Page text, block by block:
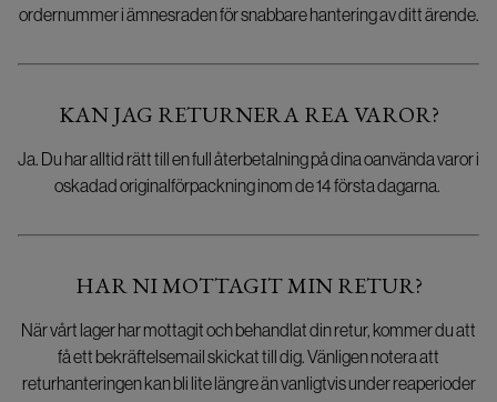
ordernummer i ämnesraden för snabbare hantering av ditt ärende.
KAN JAG RETURNERA REA VAROR?
Ja. Du har alltid rätt till en full återbetalning på dina oanvända varor i
oskadad originalförpackning inom de 14 första dagarna.
HAR NI MOTTAGIT MIN RETUR?
När vårt lager har mottagit och behandlat din retur, kommer du att
få ett bekräftelsemail skickat till dig. Vänligen notera att
returhanteringen kan bli lite längre än vanligtvis under reaperioder